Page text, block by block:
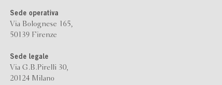
Sede operativa
Via Bolognese 165,
50139 Firenze
Sede legale
Via G.B.Pirelli 30,
20124 Milano